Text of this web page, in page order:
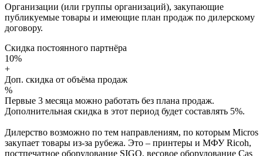
Организации (или группы организаций), закупающие
публикуемые товары и имеющие план продаж по дилерскому
договору.
Скидка постоянного партнёра
10%
+
Доп. скидка от объёма продаж
%
Первые 3 месяца можно работать без плана продаж.
Дополнительная скидка в этот период будет составлять 5%.
Дилерство возможно по тем направлениям, по которым Micros
закупает товары из-за рубежа. Это – принтеры и МФУ Ricoh,
постпечатное оборудование SIGO, весовое оборудование Cas